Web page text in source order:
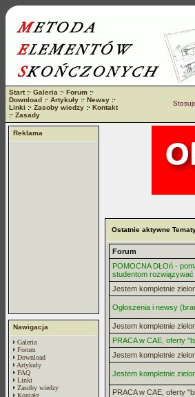
Start:· Galeria :· Forum :·
Download :· Artykuły :· Newsy :·
Linki :· Zasoby wiedzy :· Kontakt
:· Zasady
Reklama
Nawigacja
Galeria
Forum
Download
Artykuły
FAQ
Linki
Zasoby wiedzy
Kontakt
Ostatnie aktywne
Forum
POMOCNA DŁOń -
studentom rozwiązywać
Jestem kompletnie
Ogłoszenia i newsy
Jestem kompletnie
PRACA w CAE, oferty
Jestem kompletnie
Jestem kompletnie
PRACA w CAE, oferty